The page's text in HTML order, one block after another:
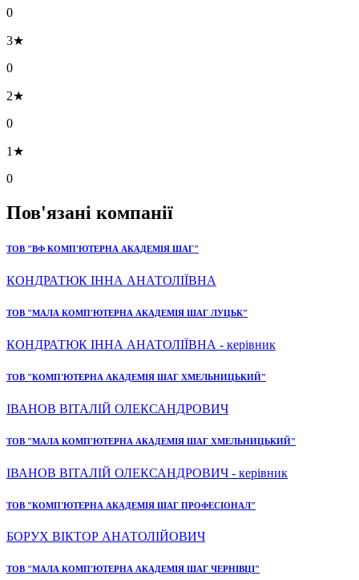
0
3★
0
2★
0
1★
0
Пов'язані компанії
ТОВ "ВФ КОМП'ЮТЕРНА АКАДЕМІЯ ШАГ"
КОНДРАТЮК ІННА АНАТОЛІЇВНА
ТОВ "МАЛА КОМП'ЮТЕРНА АКАДЕМІЯ ШАГ ЛУЦЬК"
КОНДРАТЮК ІННА АНАТОЛІЇВНА - керівник
ТОВ "КОМП'ЮТЕРНА АКАДЕМІЯ ШАГ ХМЕЛЬНИЦЬКИЙ"
ІВАНОВ ВІТАЛІЙ ОЛЕКСАНДРОВИЧ
ТОВ "МАЛА КОМП'ЮТЕРНА АКАДЕМІЯ ШАГ ХМЕЛЬНИЦЬКИЙ"
ІВАНОВ ВІТАЛІЙ ОЛЕКСАНДРОВИЧ - керівник
ТОВ "КОМП'ЮТЕРНА АКАДЕМІЯ ШАГ ПРОФЕСІОНАЛ"
БОРУХ ВІКТОР АНАТОЛІЙОВИЧ
ТОВ "МАЛА КОМП'ЮТЕРНА АКАДЕМІЯ ШАГ ЧЕРНІВЦІ"